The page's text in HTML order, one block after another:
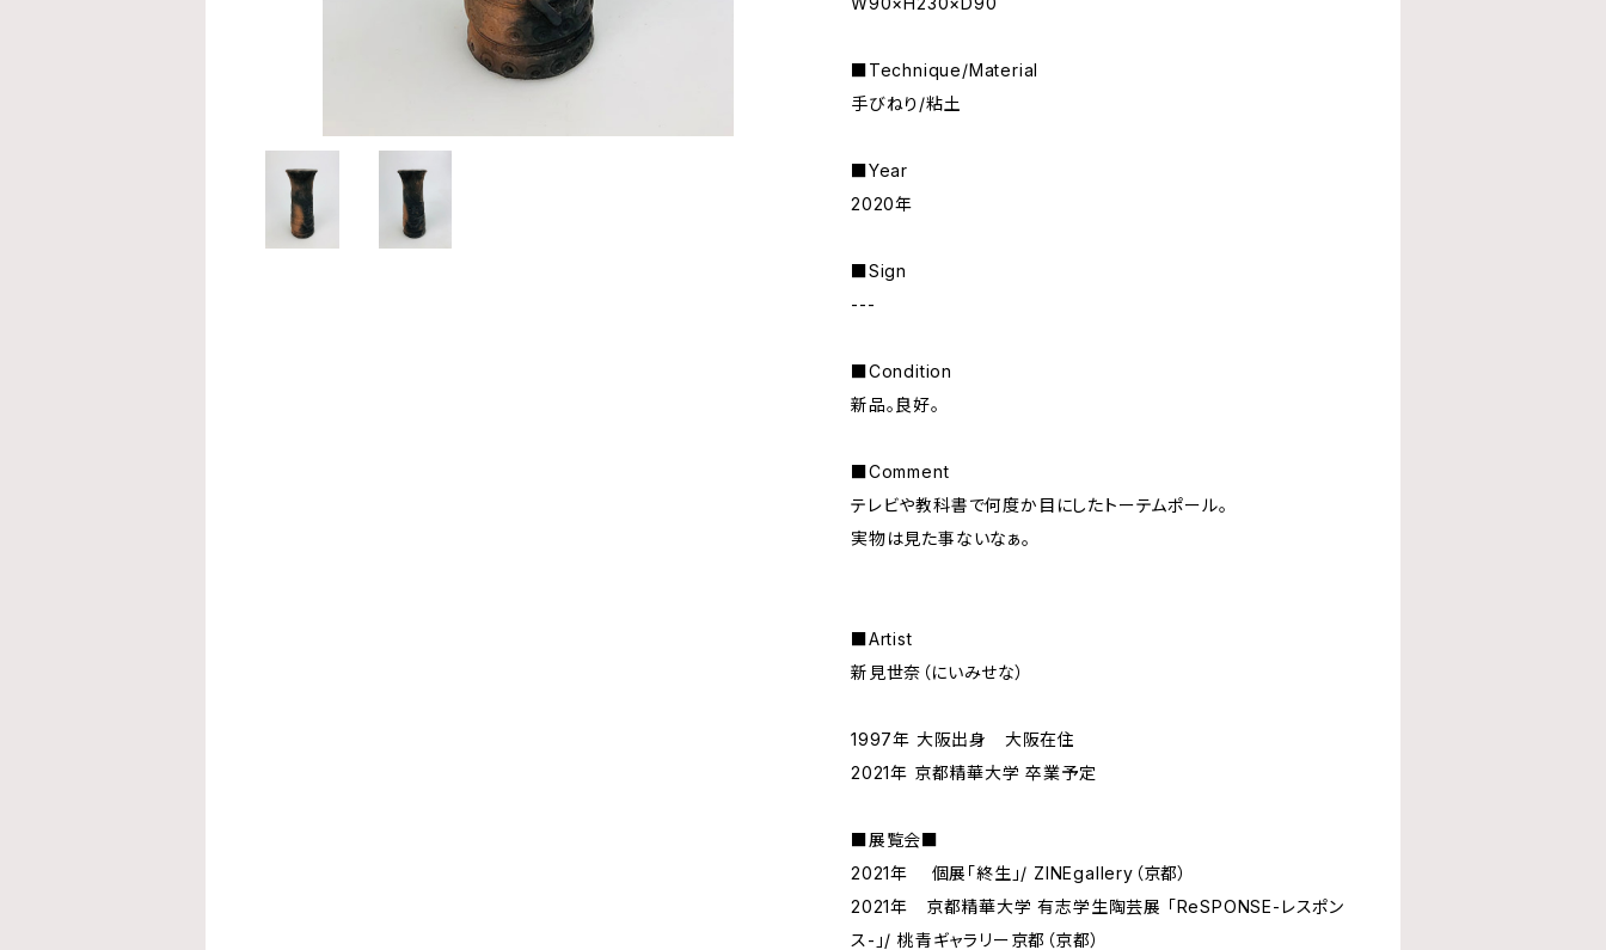
■Technique/Material
手びねり/粘土
■Year
2020年
■Sign
---
■Condition
新品。良好。
■Comment
テレビや教科書で何度か目にしたトーテムポール。
実物は見た事ないなぁ。
■Artist
新見世奈（にいみせな）
1997年 大阪出身 大阪在住
2021年 京都精華大学 卒業予定
■展覧会■
2021年 個展「終生」/ ZINEgallery（京都）
2021年 京都精華大学 有志学生陶芸展 「ReSPONSE-レスポン
ス-」/ 桃青ギャラリー京都（京都）